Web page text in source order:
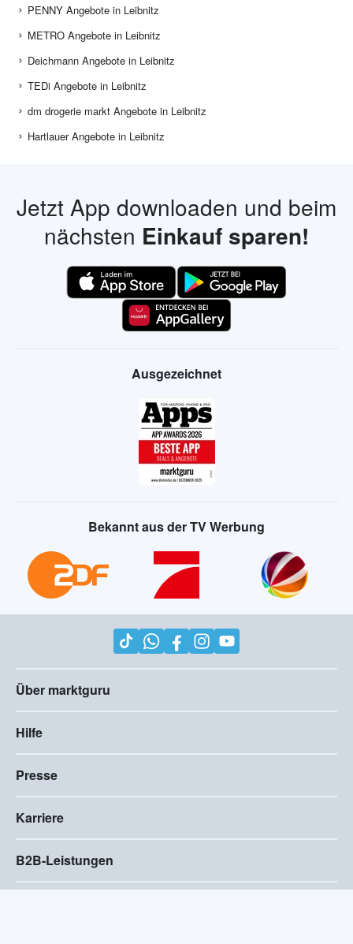
PENNY Angebote in Leibnitz
METRO Angebote in Leibnitz
Deichmann Angebote in Leibnitz
TEDi Angebote in Leibnitz
dm drogerie markt Angebote in Leibnitz
Hartlauer Angebote in Leibnitz
Jetzt App downloaden und beim
nächsten Einkauf sparen!
Ausgezeichnet
Bekannt aus der TV Werbung
Über marktguru
Hilfe
Presse
Karriere
B2B-Leistungen